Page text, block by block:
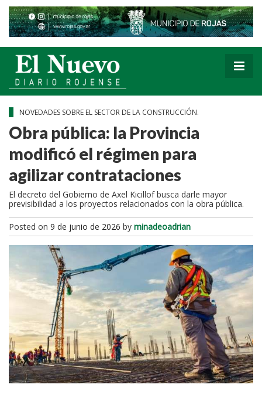
NOVEDADES SOBRE EL SECTOR DE LA CONSTRUCCIÓN.
Obra pública: la Provincia
modificó el régimen para
agilizar contrataciones
El decreto del Gobierno de Axel Kicillof busca darle mayor
previsibilidad a los proyectos relacionados con la obra pública.
Posted on 9 de junio de 2026 by minadeoadrian